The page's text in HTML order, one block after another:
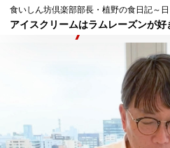
食いしん坊倶楽部部長・植野の食日記～